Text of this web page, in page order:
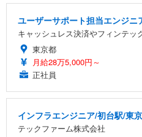
ユーザーサポート担当エンジニ
キャッシュレス決済やフィンテッ
東京都
月給28万5,000円～
正社員
インフラエンジニア/初台駅/東
テックファーム株式会社